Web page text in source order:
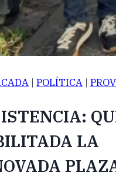
| POLÍTICA |
LA